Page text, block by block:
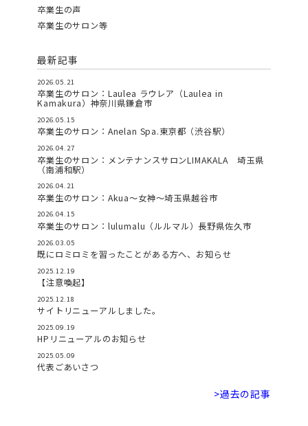
卒業生の声
卒業生のサロン等
最新記事
2026.05.21
卒業生のサロン：Laulea ラウレア（Laulea in
Kamakura）神奈川県鎌倉市
2026.05.15
卒業生のサロン：Anelan Spa.東京都（渋谷駅）
2026.04.27
卒業生のサロン：メンテナンスサロンLIMAKALA 埼玉県
（南浦和駅）
2026.04.21
卒業生のサロン：Akua〜女神〜埼玉県越谷市
2026.04.15
卒業生のサロン：lulumalu（ルルマル）長野県佐久市
2026.03.05
既にロミロミを習ったことがある方へ、お知らせ
2025.12.19
【注意喚起】
2025.12.18
サイトリニューアルしました。
2025.09.19
HPリニューアルのお知らせ
2025.05.09
代表ごあいさつ
>過去の記事